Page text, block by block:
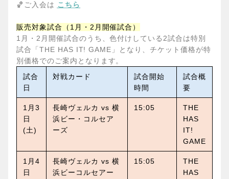
🏀 ご入会は こちら
販売対象試合（1月・2月開催試合）
1 月・2月開催試合のうち、色付けしている2試合は特別
試合「THE HAS IT! GAME」となり、チケット価格が特
別価格でのご案内となります。
試合
日
対戦カード
試合開始
時間
試合概
要
1 月3
日
(土)
長崎ヴェルカ vs 横
浜ビー・コルセア
ーズ
15:05
THE
HAS
IT!
GAME
1 月4
日
長崎ヴェルカ vs 横
浜ビーコルセアー
15:05
THE
HAS